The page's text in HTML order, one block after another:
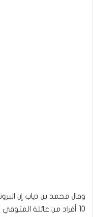
وقال محمد بن ذياب إن
10 أفراد من عائلة